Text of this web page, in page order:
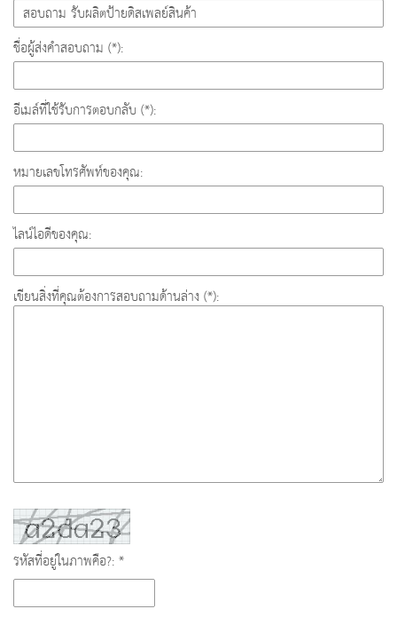
ชื่อผู้ส่งคำสอบถาม (*):
อีเมล์ที่ใช้รับการตอบกลับ (*):
หมายเลขโทรศัพท์ของคุณ:
ไลน์ไอดีของคุณ:
เขียนสิ่งที่คุณต้องการสอบถามด้านล่าง (*):
รหัสที่อยู่ในภาพคือ?: *